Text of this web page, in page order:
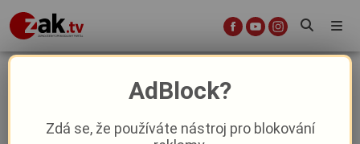
Náš kraj se umí bavit i ve všední
AdBlock?
Zdá se, že používáte nástroj pro blokování